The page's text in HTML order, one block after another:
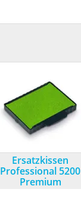
Ersatzkissen
Professional 5200
Premium